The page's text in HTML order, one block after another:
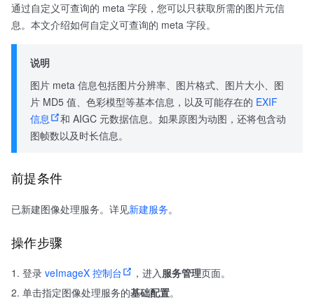
通过自定义可查询的 meta 字段，您可以只获取所需的图片元信
息。本文介绍如何自定义可查询的 meta 字段。
说明
图片 meta 信息包括图片分辨率、图片格式、图片大小、图
片 MD5 值、色彩模型等基本信息，以及可能存在的 EXIF
信息
和 AIGC 元数据信息。如果原图为动图，还将包含动
图帧数以及时长信息。
前提条件
已新建图像处理服务。详见新建服务。
操作步骤
登录 veImageX 控制台 ，进入 服务管理页面。
单击指定图像处理服务的基础配置。